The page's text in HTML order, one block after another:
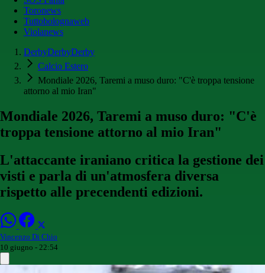
Toronews
Tuttobolognaweb
Violanews
DerbyDerbyDerby
Calcio Estero
Mondiale 2026, Taremi a muso duro: "C'è troppa tensione
attorno al mio Iran"
Mondiale 2026, Taremi a muso duro: "C'è
troppa tensione attorno al mio Iran"
L'attaccante iraniano critica la gestione dei
visti e parla di un'atmosfera diversa
rispetto alle precendenti edizioni.
Vincenzo Di Chio
10 giugno - 22:54